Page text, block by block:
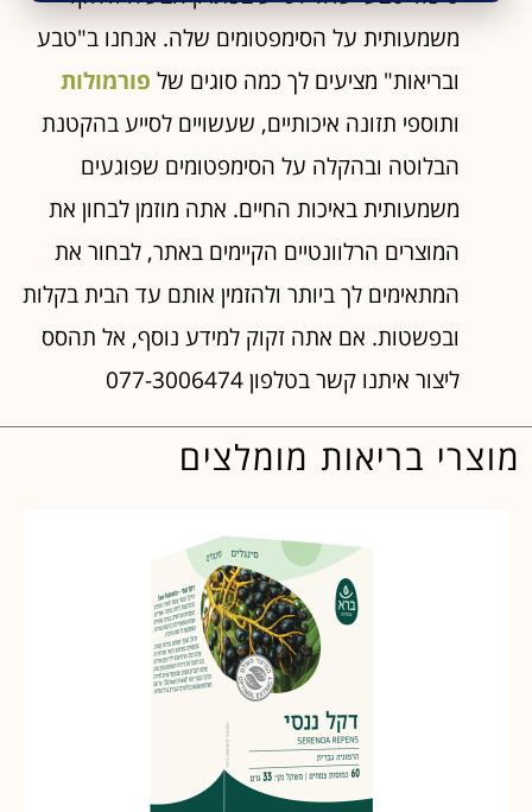
משמעותית על הסימפטומים שלה. אנחנו ב"טבע
ובריאות" מציעים לך כמה סוגים של פורמולות
ותוספי תזונה איכותיים, שעשויים לסייע בהקטנת
הבלוטה ובהקלה על הסימפטומים שפוגעים
משמעותית באיכות החיים. אתה מוזמן לבחון את
המוצרים הרלוונטיים הקיימים באתר, לבחור את
המתאימים לך ביותר ולהזמין אותם עד הבית בקלות
ובפשטות. אם אתה זקוק למידע נוסף, אל תהסס
ליצור איתנו קשר בטלפון 077-3006474
מוצרי בריאות מומלצים